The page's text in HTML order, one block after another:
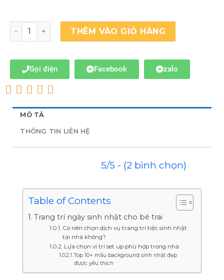
THÊM VÀO GIỎ HÀNG
Gọi điện Facebook zalo
MÔ TẢ
THÔNG TIN LIÊN HỆ
5/5 - (2 bình chọn)
Table of Contents
Trang trí ngày sinh nhật cho bé trai
Có nên chọn dịch vụ trang trí tiệc sinh nhật
tại nhà không?
Lựa chọn vị trí set up phù hợp trong nhà
Top 10+ mẫu background sinh nhật đẹp
được yêu thích